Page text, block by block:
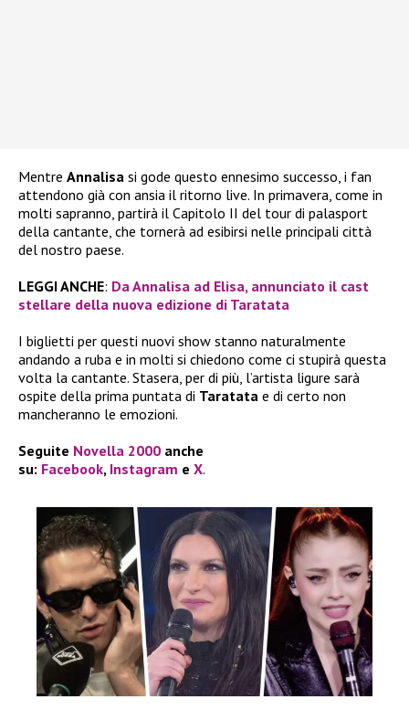
Mentre Annalisa si gode questo ennesimo successo, i fan
attendono già con ansia il ritorno live. In primavera, come in
molti sapranno, partirà il Capitolo II del tour di palasport
della cantante, che tornerà ad esibirsi nelle principali città
del nostro paese.
LEGGI ANCHE: Da Annalisa ad Elisa, annunciato il cast
stellare della nuova edizione di Taratata
I biglietti per questi nuovi show stanno naturalmente
andando a ruba e in molti si chiedono come ci stupirà questa
volta la cantante. Stasera, per di più, l’artista ligure sarà
ospite della prima puntata di Taratata e di certo non
mancheranno le emozioni.
Seguite Novella 2000 anche
su: Facebook, Instagram e X.